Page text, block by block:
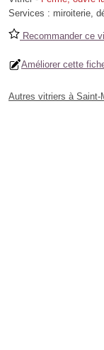
Services : miroiterie,
Recommander ce
Améliorer cette
Autres vitriers à Saint-